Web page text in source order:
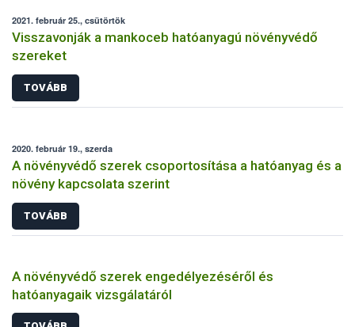
2021. február 25., csütörtök
Visszavonják a mankoceb hatóanyagú növényvédő
szereket
TOVÁBB
2020. február 19., szerda
A növényvédő szerek csoportosítása a hatóanyag és a
növény kapcsolata szerint
TOVÁBB
A növényvédő szerek engedélyezéséről és
hatóanyagaik vizsgálatáról